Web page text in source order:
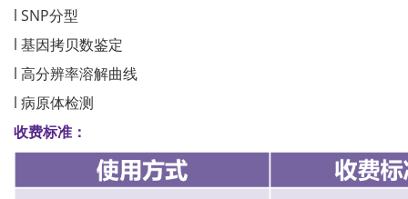
l SNP分型
l 基因拷贝数鉴定
l 高分辨率溶解曲线
l 病原体检测
收费标准：